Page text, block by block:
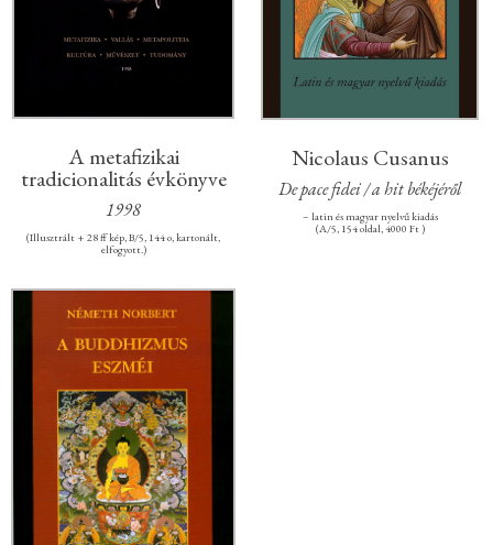
A metafizikai
tradicionalitás évkönyve
1998
(Illusztrált + 28 ff kép, B/5, 144 o, kartonált,
elfogyott.)
Nicolaus Cusanus
De pace fidei / a hit békéjéről
– latin és magyar nyelvű kiadás
(A/5, 154 oldal, 4000 Ft )